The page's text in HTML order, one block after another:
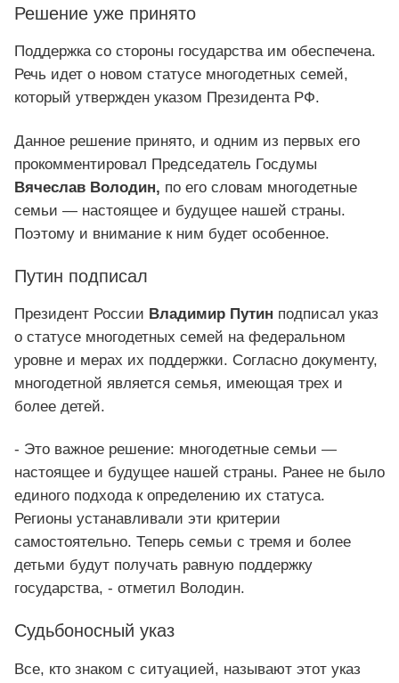
Решение уже принято
Поддержка со стороны государства им обеспечена.
Речь идет о новом статусе многодетных семей,
который утвержден указом Президента РФ.
Данное решение принято, и одним из первых его
прокомментировал Председатель Госдумы
Вячеслав Володин, по его словам многодетные
семьи — настоящее и будущее нашей страны.
Поэтому и внимание к ним будет особенное.
Путин подписал
Президент России Владимир Путин подписал указ
о статусе многодетных семей на федеральном
уровне и мерах их поддержки. Согласно документу,
многодетной является семья, имеющая трех и
более детей.
- Это важное решение: многодетные семьи —
настоящее и будущее нашей страны. Ранее не было
единого подхода к определению их статуса.
Регионы устанавливали эти критерии
самостоятельно. Теперь семьи с тремя и более
детьми будут получать равную поддержку
государства, - отметил Володин.
Судьбоносный указ
Все, кто знаком с ситуацией, называют этот указ